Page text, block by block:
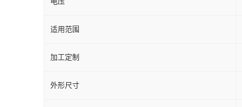
电压
适用范围
加工定制
外形尺寸